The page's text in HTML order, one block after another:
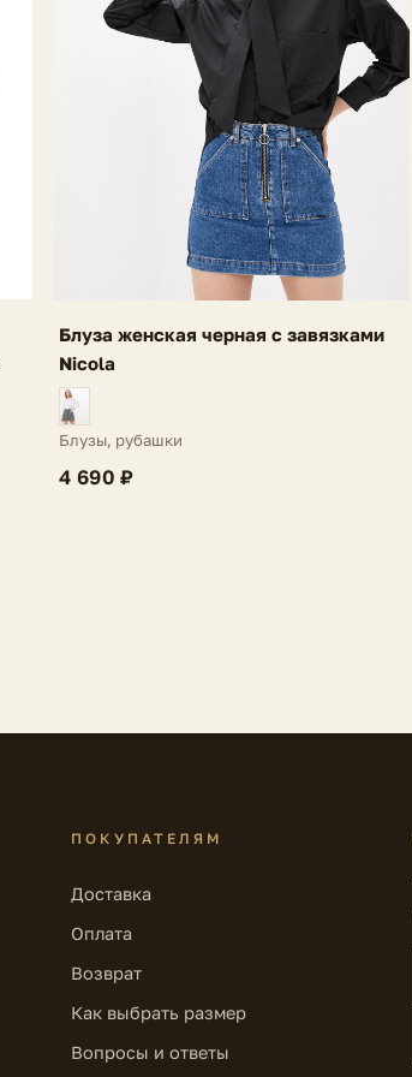
Блуза женская черная с завязками
Nicola
Блузы, рубашки
4 690 ₽
ПОКУПАТЕЛЯМ
Доставка
Оплата
Возврат
Как выбрать размер
Вопросы и ответы